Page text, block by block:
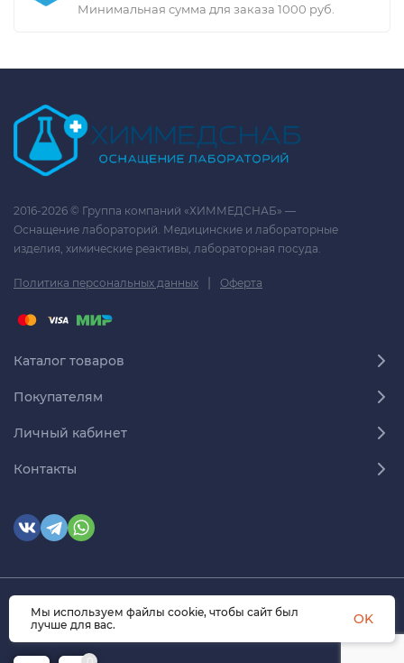
Минимальная сумма для заказа 1000 руб.
2016-2026 © Группа компаний «ХИММЕДСНАБ» —
Оснащение лабораторий. Медицинские и лабораторные
изделия, химические реактивы, лабораторная посуда.
Политика персональных данных | Оферта
Каталог товаров
Покупателям
Личный кабинет
Контакты
© 2026 himmedsnab.ru. Все права защищены
Мы используем файлы cookie, чтобы сайт был
лучше для вас.
OK